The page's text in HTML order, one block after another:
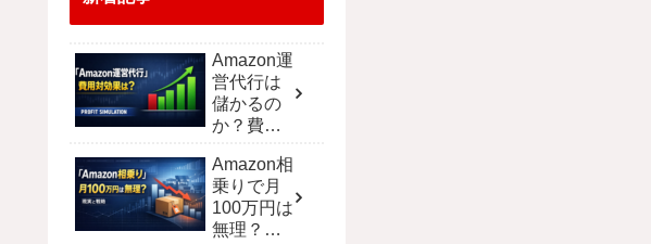
Amazon運
営代行は
儲かるの
か？費用
シミュレ
ーション
で徹底解
剖
Amazon相
乗りで月
100万円は
無理？現